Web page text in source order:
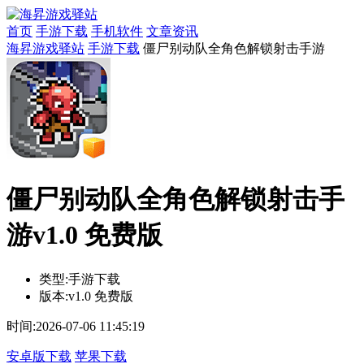
首页 手游下载 手机软件 文章资讯
海昇游戏驿站 手游下载 僵尸别动队全角色解锁射击手游
僵尸别动队全角色解锁射击手
游v1.0 免费版
类型:手游下载
版本:v1.0 免费版
时间:2026-07-06 11:45:19
安卓版下载 苹果下载